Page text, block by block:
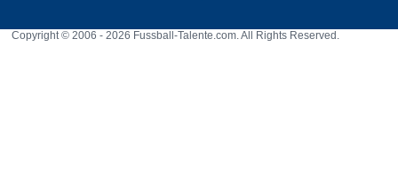
Copyright © 2006 - 2026 Fussball-Talente.com. All Rights Reserved.